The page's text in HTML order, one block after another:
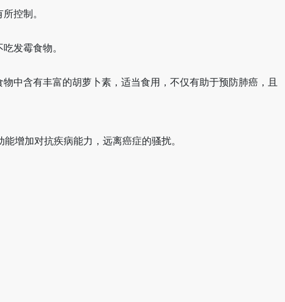
控制。
发霉食物。
中含有丰富的胡萝卜素，适当食用，不仅有助于预防肺癌，且
增加对抗疾病能力，远离癌症的骚扰。